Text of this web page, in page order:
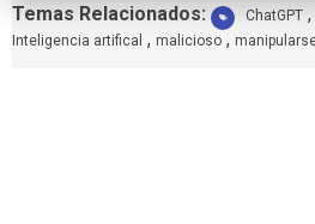
Temas Relacionados: ChatGPT ,
Inteligencia artifical , malicioso ,